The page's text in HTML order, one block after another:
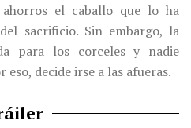
el caballo que lo ha
sacrificio. Sin embargo, la
para los corceles y nadie
decide irse a las afueras.